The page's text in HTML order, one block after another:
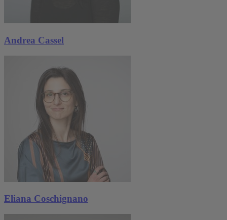
Andrea Cassel
Eliana Coschignano